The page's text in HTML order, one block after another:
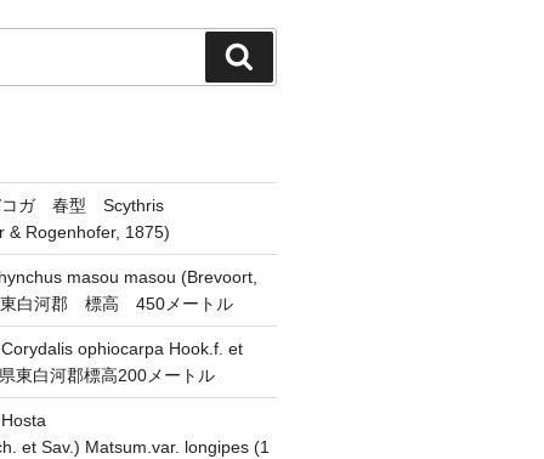
索
コガ 春型 Scythris
& Rogenhofer, 1875)
masou masou (Brevoort,
白河郡 標高 450メートル
ophiocarpa Hook.f. et
東白河郡標高200メートル
et Sav.) Matsum.var. longipes (1